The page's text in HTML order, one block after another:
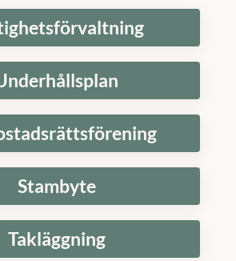
Stambyte
Takläggning